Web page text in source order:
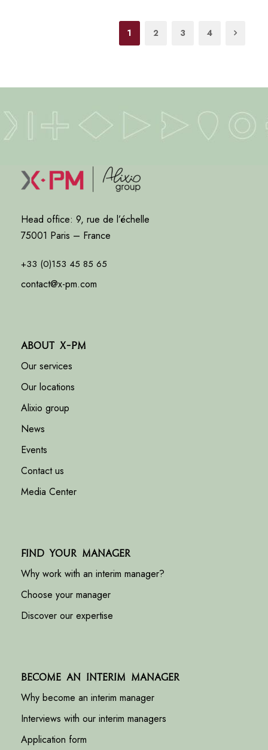
1 2 3 4
Head office: 9, rue de l’échelle
75001 Paris – France
+33 (0)153 45 85 65
contact@x-pm.com
About X-PM
Our services
Our locations
Alixio group
News
Events
Contact us
Media Center
Find your manager
Why work with an interim manager?
Choose your manager
Discover our expertise
Become an interim manager
Why become an interim manager
Interviews with our interim managers
Application form